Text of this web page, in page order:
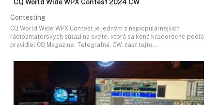
CQ World Wide WPX Contest 2024 CW
Contesting
CQ World Wide WPX Contest je jedným z najpopulárnejších
rádioamatérskych súťaží na svete, ktorá sa koná každoročne podľa
pravidiel CQ Magazine. Telegrafná, CW, časť tejto…